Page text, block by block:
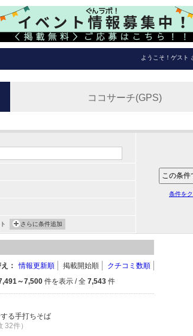
ようこそ！ ゲスト
ココサーチ(GPS)
さらに条件追加
条件を
： 情報更新順 掲載開始順 クチコミ数順
～7,500 件を表示 / 全 7,543 件
る手打ちそば
32件）